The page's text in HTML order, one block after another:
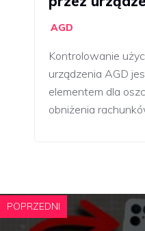
AGD
Kontrolowanie
urządzenia AGD
elementem dla
obniżenia
POPRZEDNI